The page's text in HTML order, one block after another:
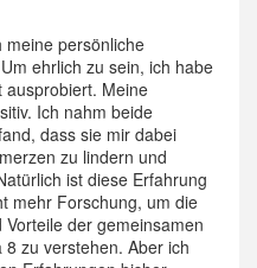
meine persönliche
ehrlich zu sein, ich habe
ausprobiert. Meine
Ich nahm beide
dass sie mir dabei
zu lindern und
ist diese Erfahrung
mehr Forschung, um die
der gemeinsamen
zu verstehen. Aber ich